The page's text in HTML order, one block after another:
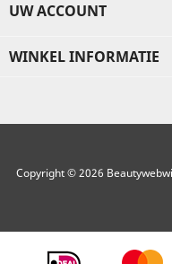
UW ACCOUNT
WINKEL INFORMATIE
Copyright © 2026